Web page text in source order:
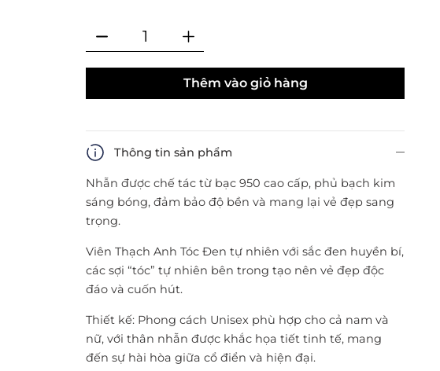
Thêm vào giỏ hàng
Thông tin sản phẩm
Nhẫn được chế tác từ bạc 950 cao cấp, phủ bạch kim
sáng bóng, đảm bảo độ bền và mang lại vẻ đẹp sang
trọng.
Viên Thạch Anh Tóc Đen tự nhiên với sắc đen huyền bí,
các sợi “tóc” tự nhiên bên trong tạo nên vẻ đẹp độc
đáo và cuốn hút.
Thiết kế: Phong cách Unisex phù hợp cho cả nam và
nữ, với thân nhẫn được khắc họa tiết tinh tế, mang
đến sự hài hòa giữa cổ điển và hiện đại.